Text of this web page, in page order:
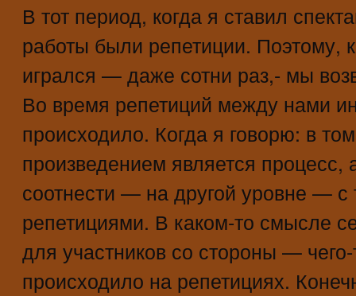
В тот период, когда я ставил
работы были репетиции. Поэтому,
игрался — даже сотни раз,- мы
Во время репетиций между нами
происходило. Когда я говорю: в
произведением является процесс,
соотнести — на другой уровне —
репетициями. В каком-то смысле
для участников со стороны — чего-
происходило на репетициях.